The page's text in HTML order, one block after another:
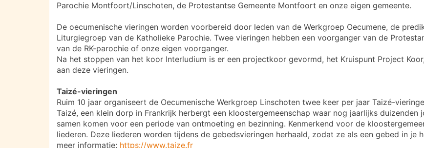
Parochie Montfoort/Linschoten, de Protestantse Gemeente Montfoort en onze eigen gemeente.
De oecumenische vieringen worden voorbereid door leden van de Werkgroep Oecumene, de
Liturgiegroep van de Katholieke Parochie. Twee vieringen hebben een voorganger van de
van de RK-parochie of onze eigen voorganger.
Na het stoppen van het koor Interludium is er een projectkoor gevormd, het Kruispunt Project
aan deze vieringen.
Taizé-vieringen
Ruim 10 jaar organiseert de Oecumenische Werkgroep Linschoten twee keer per jaar Taizé-
Taizé, een klein dorp in Frankrijk herbergt een kloostergemeenschap waar nog jaarlijks duizenden
samen komen voor een periode van ontmoeting en bezinning. Kenmerkend voor de
liederen. Deze liederen worden tijdens de gebedsvieringen herhaald, zodat ze als een gebed in je
meer informatie: https://www.taize.fr